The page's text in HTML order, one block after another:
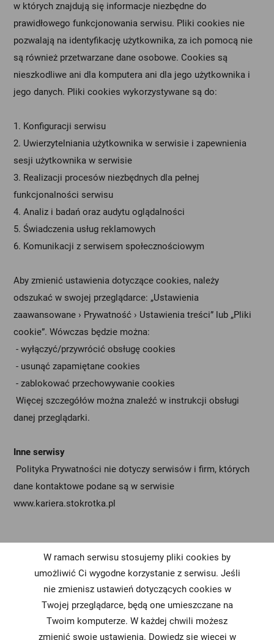
w których znajdują się informacje niezbędne do
prawidłowego funkcjonowania serwisu. Pliki cookies nie
pozwalają na identyfikację użytkownika, za ich pomocą nie
są również przetwarzane dane osobowe. Cookies są
nieszkodliwe ani dla komputera ani dla jego użytkownika i
jego danych. Pliki cookies wykorzystywane są do:
1. Konfiguracji serwisu
2. Uwierzytelniania użytkownika w serwisie i zapewnienia
sesji użytkownika w serwisie
3. Realizacji procesów niezbędnych dla pełnej
funkcjonalności serwisu
4. Analiz i badań oraz audytu oglądalności
5. Świadczenia usług reklamowych
6. Komunikacji z serwisem społecznościowym
Aby zmienić ustawienia dotyczące cookies, należy
odszukać w swojej przeglądarce: „Ustawienia
zaawansowane › Prywatność › Ustawienia treści” lub „Pliki
cookie”. Wówczas będzie można:
- wyłączyć/przywrócić obsługę cookies
- usunąć zapamiętane cookies
- zablokować przechowywanie cookies
Więcej szczegółów można znaleźć w instrukcji obsługi
danej przeglądarki.
Inne serwisy
Polityka Prywatności nie dotyczy serwisów i firm, których
dane kontaktowe podane są w serwisie
www.kariera.stokrotka.pl
O NAS
PRACUJ Z
KONTAKT
W ramach serwisu stosujemy pliki cookies by
umożliwić Ci wygodne korzystanie z serwisu. Jeśli
nie zmienisz ustawień dotyczących cookies w
Twojej przeglądarce, będą one umieszczane na
Twoim komputerze. W każdej chwili możesz
zmienić swoje ustawienia. Dowiedz się więcej w